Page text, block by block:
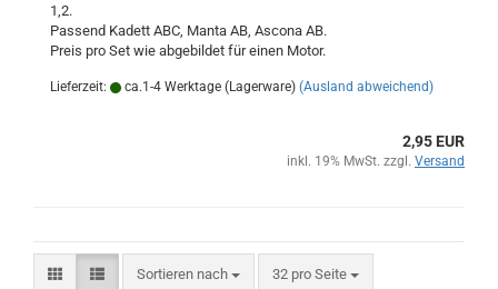
1,2.
Passend Kadett ABC, Manta AB, Ascona AB.
Preis pro Set wie abgebildet für einen Motor.
Lieferzeit: ca.1-4 Werktage (Lagerware) (Ausland abweichend)
2,95 EUR
inkl. 19% MwSt. zzgl. Versand
Sortieren nach
Sortieren nach 32 pro Seite
pro Seite